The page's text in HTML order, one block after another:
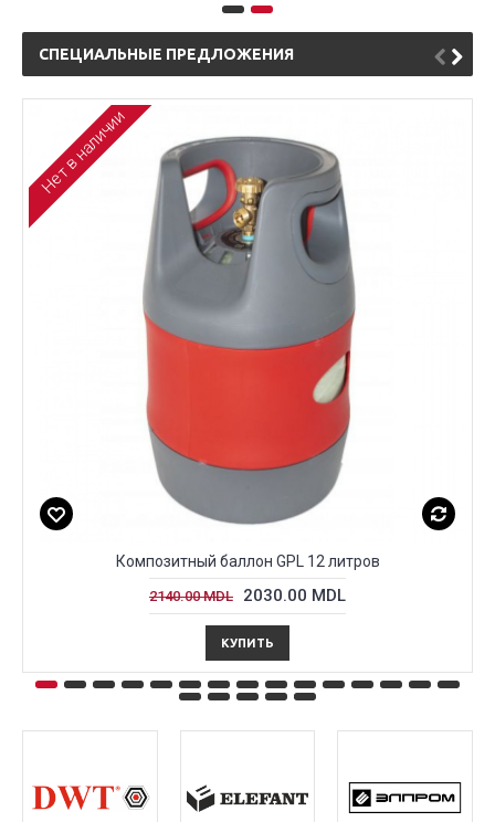
СПЕЦИАЛЬНЫЕ ПРЕДЛОЖЕНИЯ
Нет в наличии
Композитный баллон GPL 12 литров
2140.00 MDL 2030.00 MDL
КУПИТЬ